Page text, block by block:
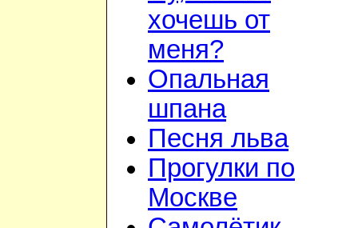
хочешь от
меня?
Опальная
шпана
Песня льва
Прогулки по
Москве